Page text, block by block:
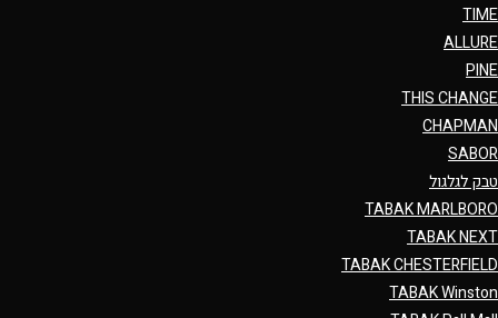
TIME
ALLURE
PINE
THIS CHANGE
CHAPMAN
SABOR
טבק לגלגול
TABAK MARLBORO
TABAK NEXT
TABAK CHESTERFIELD
TABAK Winston